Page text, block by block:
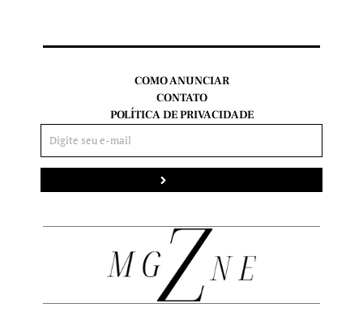
COMO ANUNCIAR
CONTATO
POLÍTICA DE PRIVACIDADE